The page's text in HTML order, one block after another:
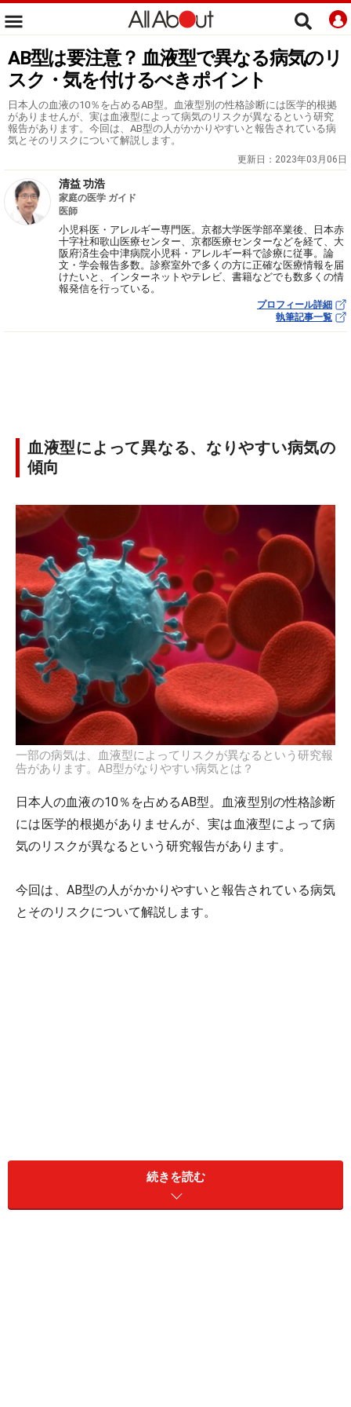
AB型は要注意？ 血液型で異なる病気のリ
スク・気を付けるべきポイント
日本人の血液の10％を占めるAB型。血液型別の性格診断には医学的根拠
がありませんが、実は血液型によって病気のリスクが異なるという研究
報告があります。今回は、AB型の人がかかりやすいと報告されている病
気とそのリスクについて解説します。
更新日： 2023年03月06日
清益 功浩
家庭の医学 ガイド
医師
小児科医・アレルギー専門医。京都大学医学部卒業後、日本赤
十字社和歌山医療センター、京都医療センターなどを経て、大
阪府済生会中津病院小児科・アレルギー科で診療に従事。論
文・学会報告多数。診察室外で多くの方に正確な医療情報を届
けたいと、インターネットやテレビ、書籍などでも数多くの情
報発信を行っている。
プロフィール詳細
執筆記事一覧
血液型によって異なる、なりやすい病気の
傾向
一部の病気は、血液型によってリスクが異なるという研究報
告があります。AB型がなりやすい病気とは？
日本人の血液の10％を占めるAB型。血液型別の性格診断
には医学的根拠がありませんが、実は血液型によって病
気のリスクが異なるという研究報告があります。
今回は、AB型の人がかかりやすいと報告されている病気
とそのリスクについて解説します。
AB型の人がかかりやすい病気…認知障害、
水痘など
続きを読む